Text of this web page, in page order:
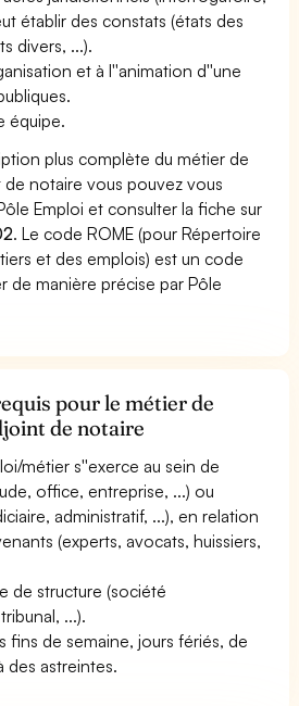
établir des constats (états des
divers, ...).
et à l''animation d''une
équipe.
plus complète du métier de
notaire vous pouvez vous
Emploi et consulter la fiche sur
. Le code ROME (pour Répertoire
et des emplois) est un code
de manière précise par Pôle
pour le métier de
de notaire
métier s''exerce au sein de
office, entreprise, ...) ou
administratif, ...), en relation
(experts, avocats, huissiers,
de structure (société
...).
fins de semaine, jours fériés, de
des astreintes.